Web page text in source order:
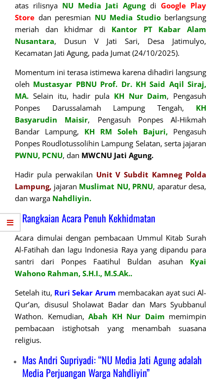
atas rilisnya NU Media Jati Agungdi Google Play
Store dan peresmian NU Media Studio berlangsung
meriah dan khidmar di Kantor PT Kabar Alam
Nusantara, Dusun V Jati Sari, Desa Jatimulyo,
Kecamatan Jati Agung, pada Jumat (24/10/2025).
Momentum ini terasa istimewa karena dihadiri langsung
oleh Mustasyar PBNU Prof. Dr. KH Said Aqil Siraj,
MA. Selain itu, hadir pula KH Nur Daim, Pengasuh
Ponpes Darussalamah Lampung Tengah, KH
Basyarudin Maisir, Pengasuh Ponpes Al-Hikmah
Bandar Lampung, KH RM Soleh Bajuri, Pengasuh
Ponpes Roudlotussolihin Lampung Selatan, serta jajaran
PWNU, PCNU, dan MWCNU Jati Agung.
Hadir pula perwakilan Unit V Subdit Kamneg Polda
Lampung, jajaran Muslimat NU, PRNU, aparatur desa,
dan warga Nahdliyin.
Rangkaian Acara Penuh Kekhidmatan
Acara dimulai dengan pembacaan Ummul Kitab Surah
Al-Fatihah dan lagu Indonesia Raya yang dipandu para
santri dari Ponpes Faatihul Buldan asuhan Kyai
Wahono Rahman, S.H.I., M.S.Ak..
Setelah itu, Ruri Sekar Arum membacakan ayat suci Al-
Qur’an, disusul Sholawat Badar dan Mars Syubbanul
Wathon. Kemudian, Abah KH Nur Daim memimpin
pembacaan istighotsah yang menambah suasana
religius.
Mas Andri Supriyadi: “NU Media Jati Agung adalah
Media Perjuangan Warga Nahdliyin”